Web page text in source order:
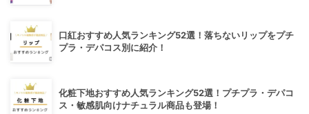
口紅おすすめ人気ランキング52選！落ちないリップをプチ
プラ・デパコス別に紹介！
化粧下地おすすめ人気ランキング52選！プチプラ・デパコ
ス・敏感肌向けナチュラル商品も登場！